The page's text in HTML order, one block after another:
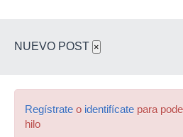
NUEVO POST ×
Regístrate o identifícate para
hilo